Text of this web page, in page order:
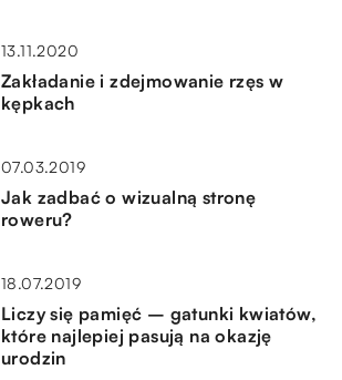
13.11.2020
Zakładanie i zdejmowanie rzęs w
kępkach
07.03.2019
Jak zadbać o wizualną stronę
roweru?
18.07.2019
Liczy się pamięć – gatunki kwiatów,
które najlepiej pasują na okazję
urodzin